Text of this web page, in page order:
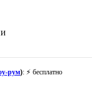
рум): ⚡ бесплатно